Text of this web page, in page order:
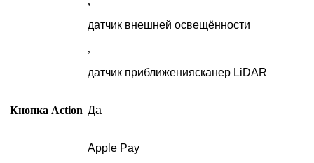
датчик внешней освещённости
,
датчик приближениясканер LiDAR
Кнопка Action Да
Apple Pay